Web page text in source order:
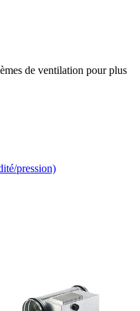
de ventilation pour plus
pression)